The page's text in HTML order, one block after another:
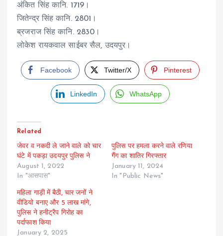
अंकित सिंह कानि. 1719।
जितेन्द्र सिंह कानि. 2801।
ब्रजराज सिंह कानि. 2830।
लोकेश रायकवाल साईबर सैल, उदयपुर।
Facebook Twitter/X Pinterest
LinkedIn WhatsApp
Related
जेवर व नकदी ले जाने वाले को चार
घंटे में पकड़ा उदयपुर पुलिस ने
August 1, 2022
In "आसपास"
पुलिस पर हमला करने वाले रणिया
गैंग का शातिर गिरफ्तार
January 11, 2024
In "Public News"
महिला गाड़ी में बैठी, चार जनों ने
वीडियो बनाए और 5 लाख मांगे,
पुलिस ने हनीट्रैप गिरोह का
पर्दाफाश किया
January 2, 2025